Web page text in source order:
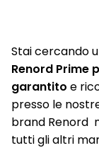
Stai cercando
Renord Prime
garantito e
presso le
brand Renord
tutti gli altri